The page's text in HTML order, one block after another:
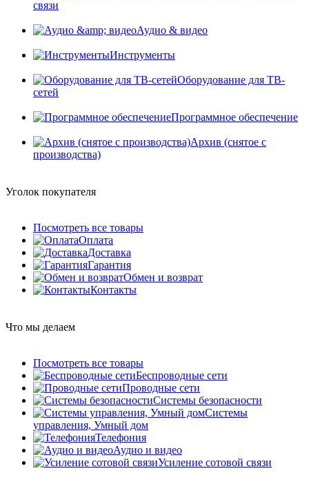
связи
Аудио & видео
Инструменты
Оборудование для ТВ-
сетей
Программное обеспечение
Архив (снятое с
производства)
Уголок покупателя
Посмотреть все товары
Оплата
Доставка
Гарантия
Обмен и возврат
Контакты
Что мы делаем
Посмотреть все товары
Беспроводные сети
Проводные сети
Системы безопасности
Системы
управления, Умный дом
Телефония
Аудио и видео
Усиление сотовой связи